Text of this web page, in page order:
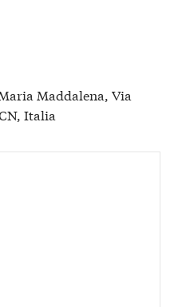
Maddalena, Via
Italia